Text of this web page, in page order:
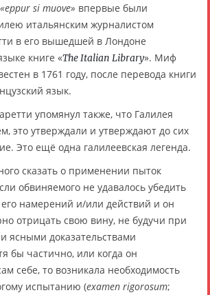
«eppur si muove» впервые были
итальянским журналистом
в его вышедшей в Лондоне
книге «The Italian Library». Миф
в 1761 году, после перевода книги
язык.
упомянул также, что Галилея
это утверждали и утверждают до сих
Это ещё одна галилеевская легенда.
сказать о применении пыток
обвиняемого не удавалось убедить
его намерений и/или действий и он
отрицать свою вину, не будучи при
ясными доказательствами
бы частично, или когда он
себе, то возникала необходимость
испытанию (examen rigorosum;